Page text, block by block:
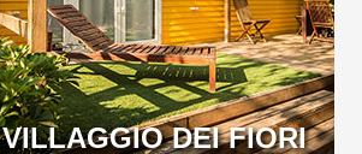
VILLAGGIO DEI FIORI